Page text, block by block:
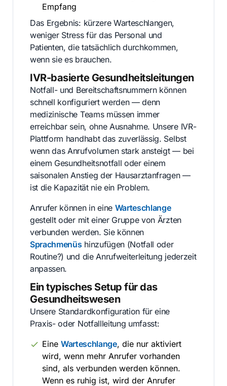
Empfang
Das Ergebnis: kürzere Warteschlangen,
weniger Stress für das Personal und
Patienten, die tatsächlich durchkommen,
wenn sie es brauchen.
IVR-basierte Gesundheitsleitungen
Notfall- und Bereitschaftsnummern können
schnell konfiguriert werden — denn
medizinische Teams müssen immer
erreichbar sein, ohne Ausnahme. Unsere IVR-
Plattform handhabt das zuverlässig. Selbst
wenn das Anrufvolumen stark ansteigt — bei
einem Gesundheitsnotfall oder einem
saisonalen Anstieg der Hausarztanfragen —
ist die Kapazität nie ein Problem.
Anrufer können in eine Warteschlange
gestellt oder mit einer Gruppe von Ärzten
verbunden werden. Sie können
Sprachmenüshinzufügen (Notfall oder
Routine?) und die Anrufweiterleitung jederzeit
anpassen.
Ein typisches Setup für das
Gesundheitswesen
Unsere Standardkonfiguration für eine
Praxis- oder Notfallleitung umfasst:
Eine Warteschlange, die nur aktiviert
wird, wenn mehr Anrufer vorhanden
sind, als verbunden werden können.
Wenn es ruhig ist, wird der Anrufer